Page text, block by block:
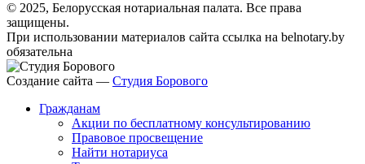
© 2025, Белорусская нотариальная палата. Все права
защищены.
При использовании материалов сайта ссылка на belnotary.by
обязательна
Создание сайта — Студия Борового
Гражданам
Акции по бесплатному консультированию
Правовое просвещение
Найти нотариуса